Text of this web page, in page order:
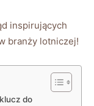
inspirujących
branży lotniczej!
do